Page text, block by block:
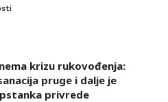
krizu rukovođenja:
pruge i dalje je
privrede